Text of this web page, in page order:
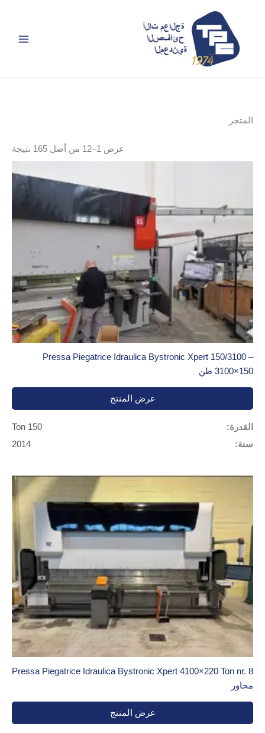
المحتوى
المتجر
عرض 1–12 من أصل 165 نتيجة
Pressa Piegatrice Idraulica Bystronic Xpert 150/3100 –
3100×150 طن
عرض المنتج
القدرة:
150 Ton
سنة:
2014
Pressa Piegatrice Idraulica Bystronic Xpert 4100×220 Ton nr. 8
محاور
عرض المنتج